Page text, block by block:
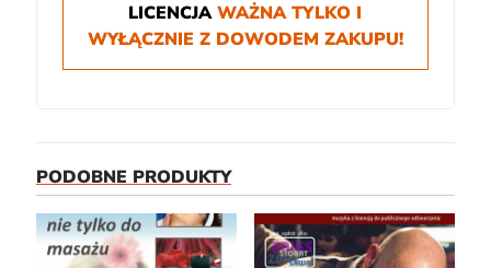
LICENCJA WAŻNA TYLKO I
WYŁĄCZNIE Z DOWODEM ZAKUPU!
PODOBNE PRODUKTY